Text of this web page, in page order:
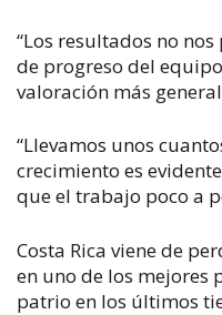
“Los resultados no
de progreso del
valoración más
“Llevamos unos
crecimiento es
que el trabajo poco a
Costa Rica viene de
en uno de los
patrio en los últimos